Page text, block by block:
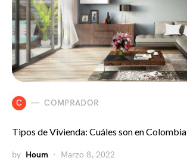
C COMPRADOR
Tipos de Vivienda: Cuáles son en Colombia
by Houm Marzo 8, 2022